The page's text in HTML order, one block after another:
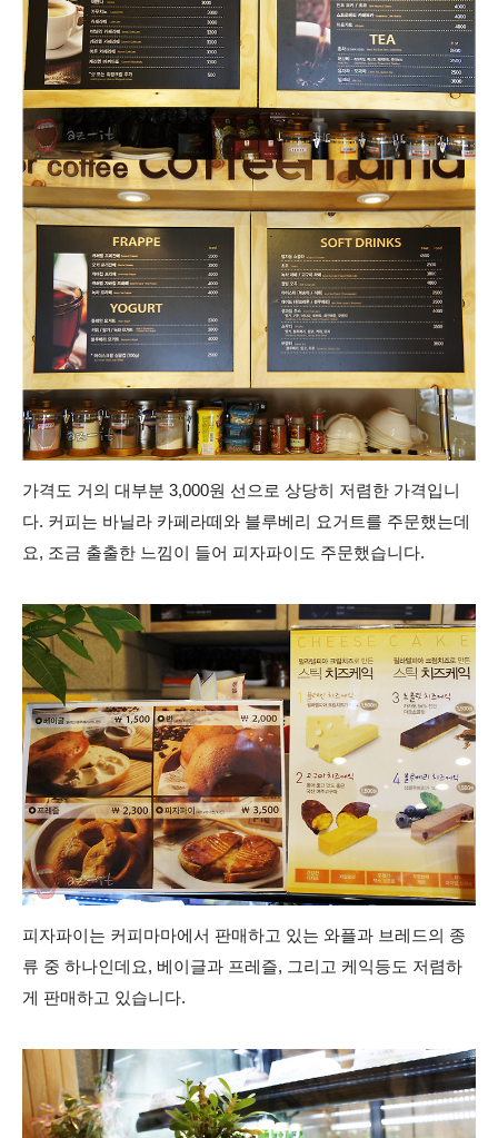
가격도 거의 대부분 3,000원 선으로 상당히 저렴한 가격입니
다. 커피는 바닐라 카페라떼와 블루베리 요거트를 주문했는데
요, 조금 출출한 느낌이 들어 피자파이도 주문했습니다.
피자파이는 커피마마에서 판매하고 있는 와플과 브레드의 종
류 중 하나인데요, 베이글과 프레즐, 그리고 케익등도 저렴하
게 판매하고 있습니다.